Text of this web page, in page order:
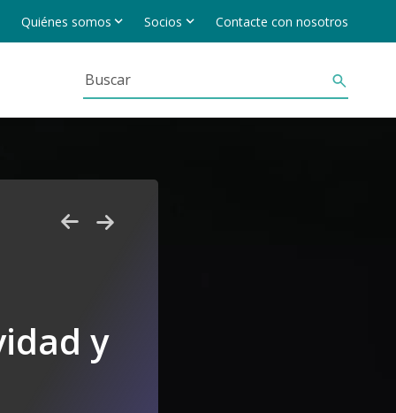
Quiénes somos Socios Contacte con nosotros
y